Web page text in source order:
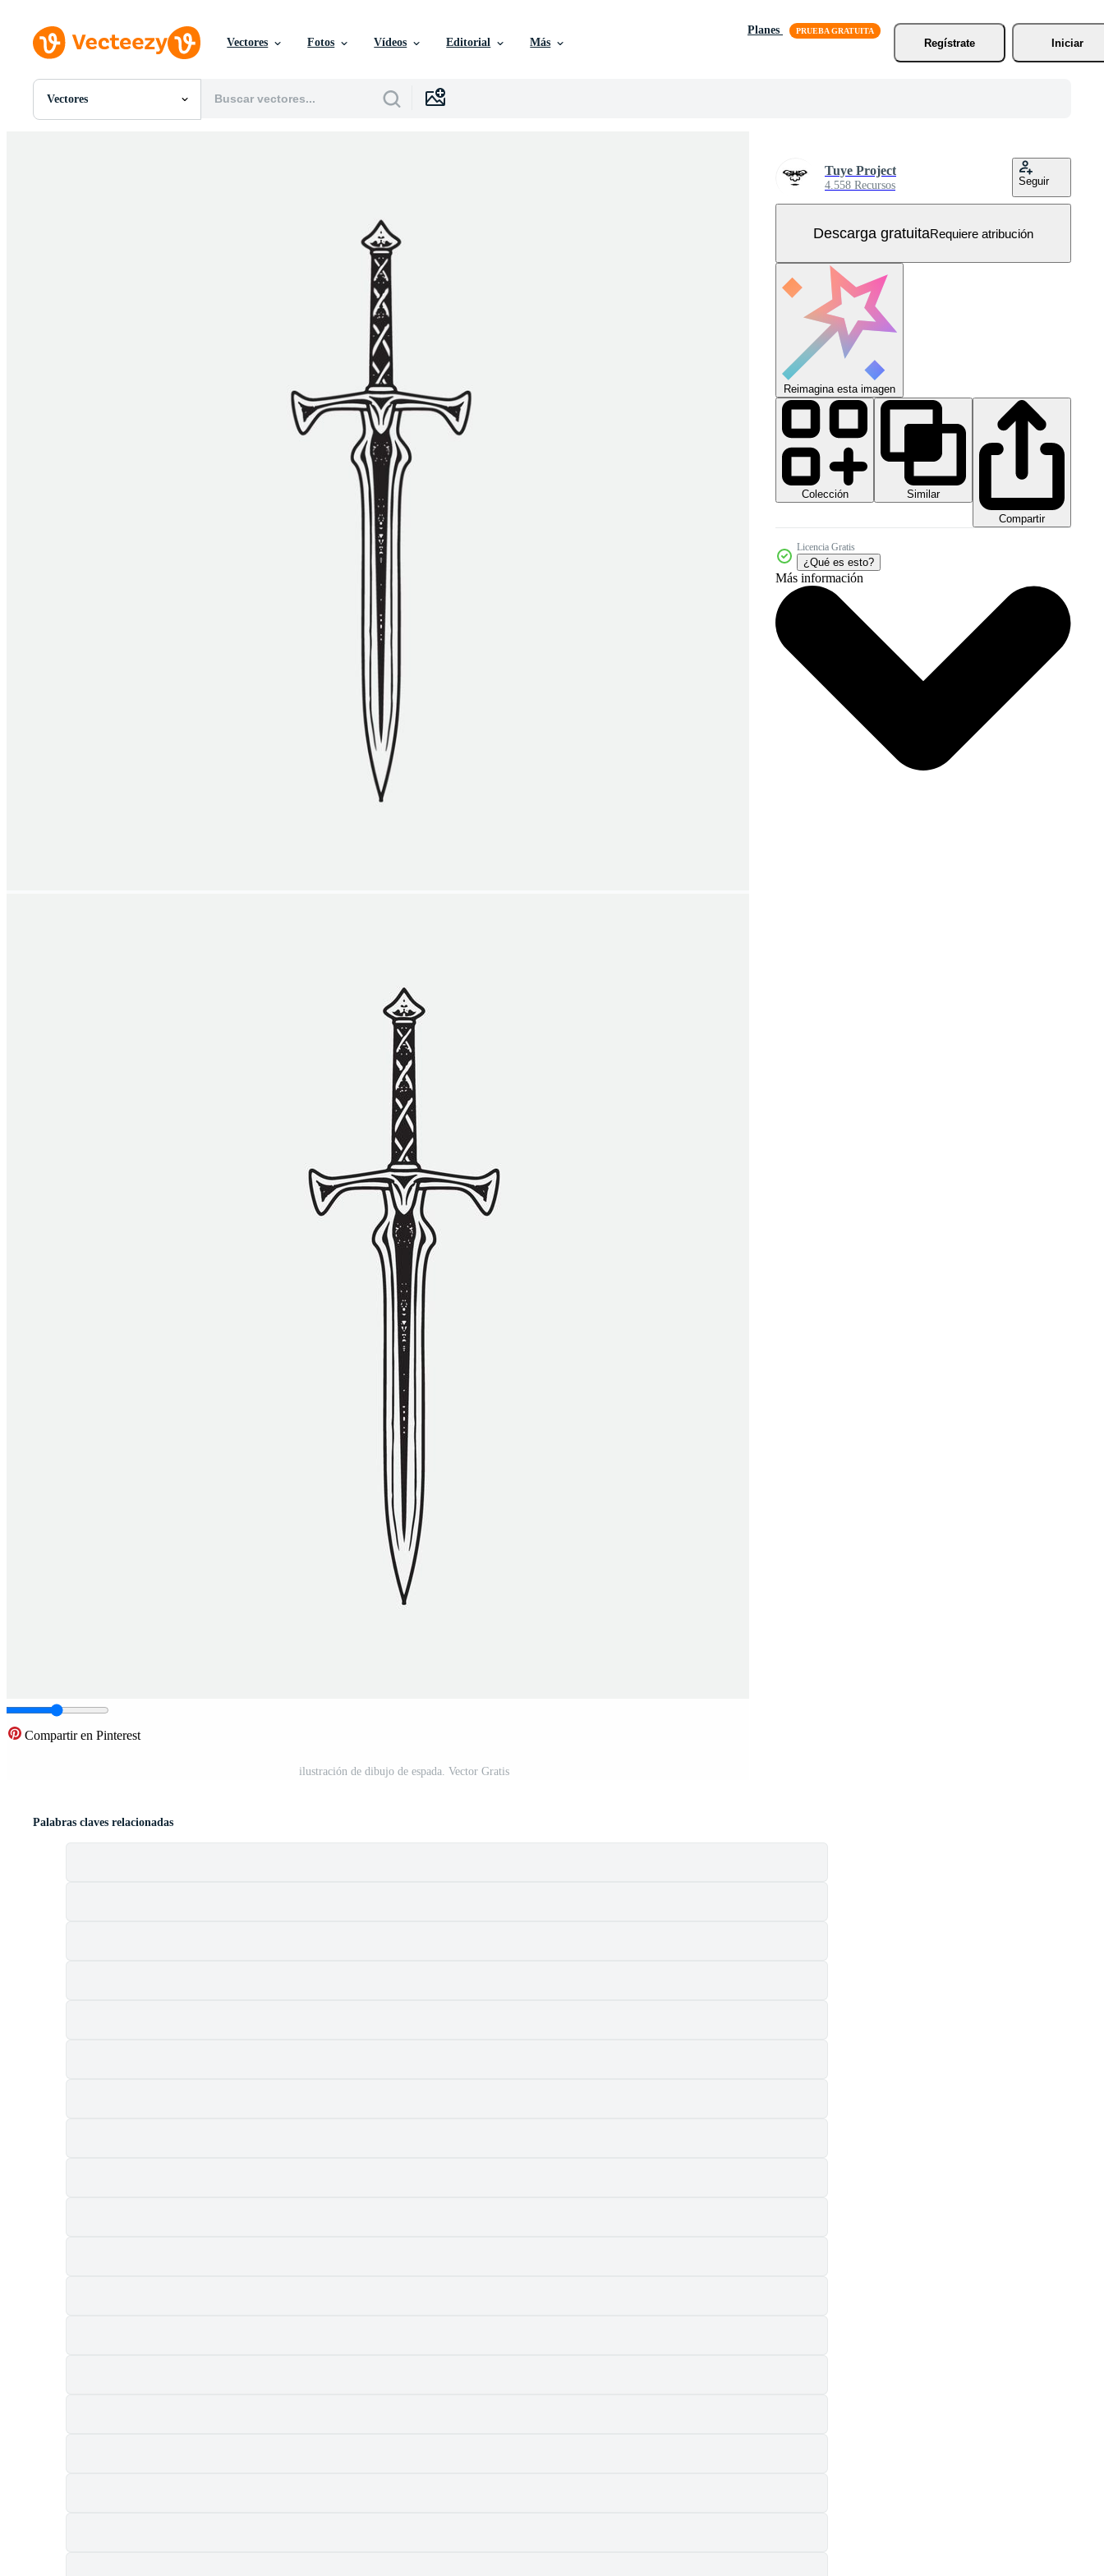
Vectores Fotos Vídeos Editorial Más
Planes
Regístrate
Iniciar
Vectores
Todas Imágenes
Compartir en Pinterest
ilustración de dibujo de espada. Vector Gratis
Tuye Project
4.558 Recursos Seguir
Descarga gratuitaRequiere atribución
Reimagina esta imagen
Colección
Similar
Compartir
Licencia Gratis
¿Qué es esto?
Más información
Palabras claves relacionadas